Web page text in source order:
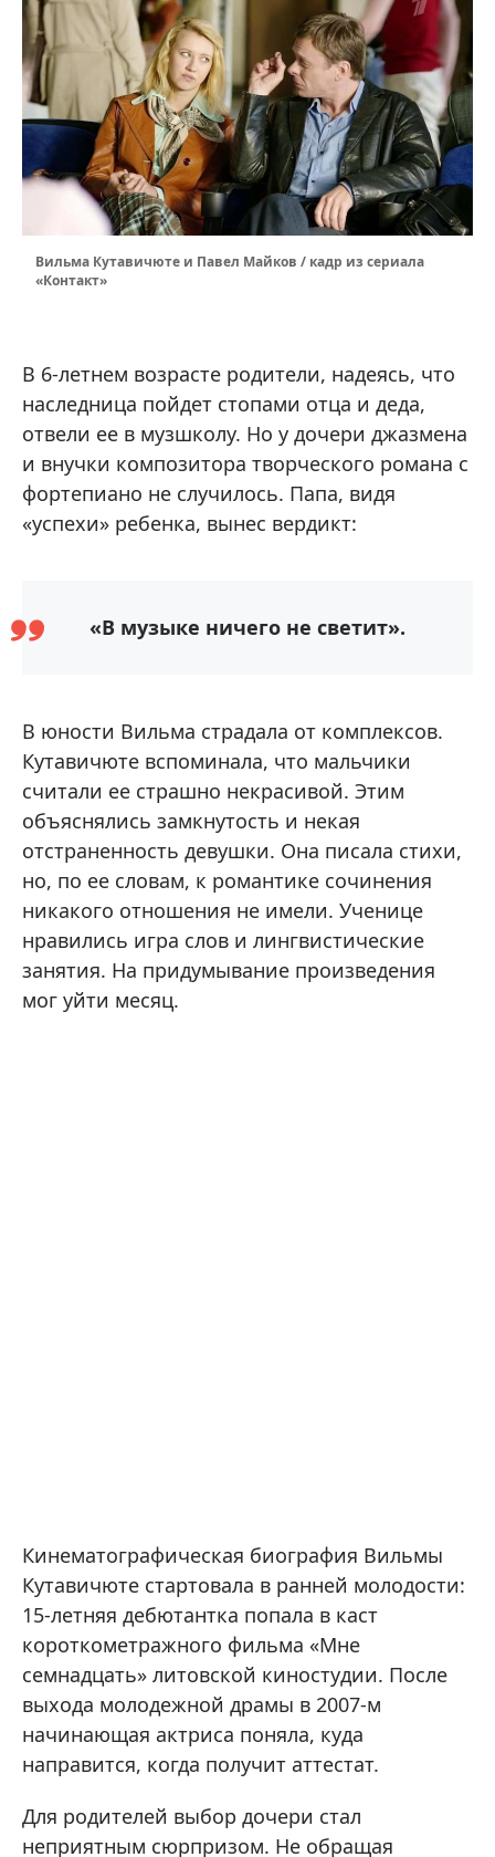
Вильма Кутавичюте и Павел Майков / кадр из сериала
«Контакт»
В 6-летнем возрасте родители, надеясь, что
наследница пойдет стопами отца и деда,
отвели ее в музшколу. Но у дочери джазмена
и внучки композитора творческого романа с
фортепиано не случилось. Папа, видя
«успехи» ребенка, вынес вердикт:
«В музыке ничего не светит».
В юности Вильма страдала от комплексов.
Кутавичюте вспоминала, что мальчики
считали ее страшно некрасивой. Этим
объяснялись замкнутость и некая
отстраненность девушки. Она писала стихи,
но, по ее словам, к романтике сочинения
никакого отношения не имели. Ученице
нравились игра слов и лингвистические
занятия. На придумывание произведения
мог уйти месяц.
Кинематографическая биография Вильмы
Кутавичюте стартовала в ранней молодости:
15-летняя дебютантка попала в каст
короткометражного фильма «Мне
семнадцать» литовской киностудии. После
выхода молодежной драмы в 2007-м
начинающая актриса поняла, куда
направится, когда получит аттестат.
Для родителей выбор дочери стал
неприятным сюрпризом. Не обращая